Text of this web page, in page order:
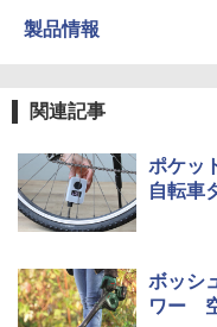
製品情報
関連記事
ポケッ
自転車
ボッシ
ワー